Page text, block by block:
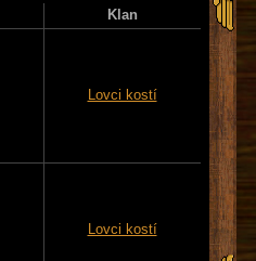
Klan
Lovci kostí
Lovci kostí